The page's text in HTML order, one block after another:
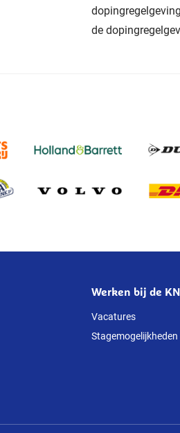
de
Werken bij de
Vacatures
Stagemogelijkheden